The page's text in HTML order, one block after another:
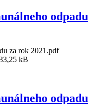
odpadu
za rok 2021.pdf
kB
odpadu